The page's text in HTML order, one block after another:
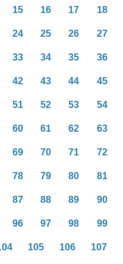
15 16 17 18
24 25 26 27
33 34 35 36
42 43 44 45
51 52 53 54
60 61 62 63
69 70 71 72
78 79 80 81
87 88 89 90
96 97 98 99
105 106 107